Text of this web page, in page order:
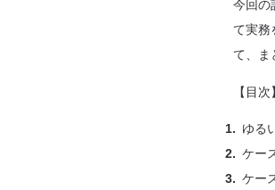
今回の
て実務
て、ま
【目次】
ゆる
ケー
ケー